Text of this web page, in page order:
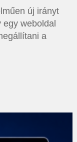
új irányt
weboldal
a